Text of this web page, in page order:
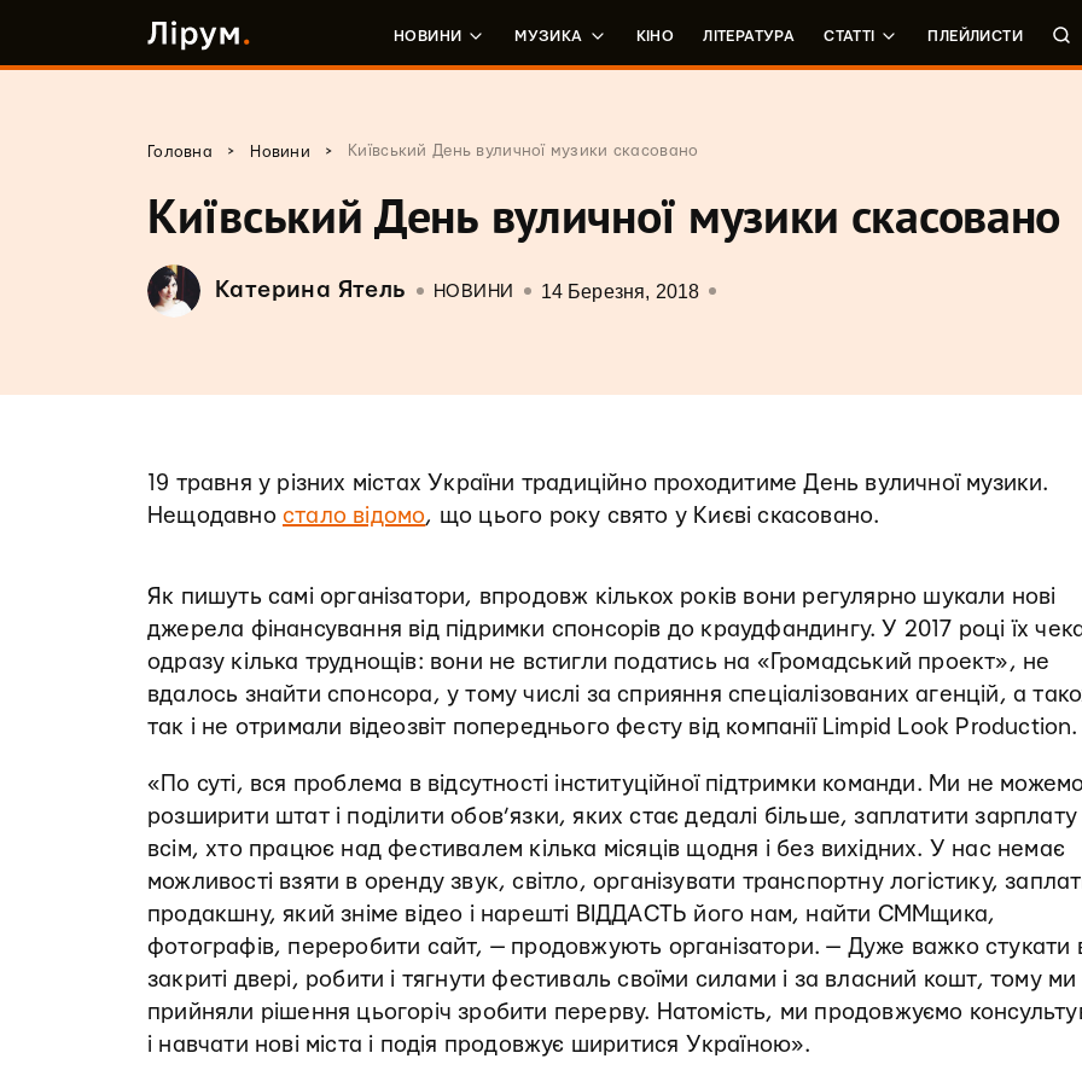
НОВИНИ МУЗИКА КІНО ЛІТЕРАТУРА СТАТТІ ПЛЕЙЛИСТИ
Головна > Новини > Київський День вуличної музики скасовано
Київський День вуличної музики скасовано
Катерина Ятель НОВИНИ 14 Березня, 2018
19 травня у різних містах України традиційно проходитиме День вуличної музики.
Нещодавно стало відомо, що цього року свято у Києві скасовано.
Як пишуть самі організатори, впродовж кількох років вони регулярно шукали нові
джерела фінансування від підримки спонсорів до краудфандингу. У 2017 році їх
одразу кілька труднощів: вони не встигли податись на «Громадський проект», не
вдалось знайти спонсора, у тому числі за сприяння спеціалізованих агенцій, а
так і не отримали відеозвіт попереднього фесту від компанії Limpid Look Production.
«По суті, вся проблема в відсутності інституційної підтримки команди. Ми не можемо
розширити штат і поділити обов’язки, яких стає дедалі більше, заплатити зарплату
всім, хто працює над фестивалем кілька місяців щодня і без вихідних. У нас немає
можливості взяти в оренду звук, світло, організувати транспортну логістику,
продакшну, який зніме відео і нарешті ВІДДАСТЬ його нам, найти СММщика,
фотографів, переробити сайт, — продовжують організатори. — Дуже важко стукати
закриті двері, робити і тягнути фестиваль своїми силами і за власний кошт, тому ми
прийняли рішення цьогоріч зробити перерву. Натомість, ми продовжуємо
і навчати нові міста і подія продовжує ширитися Україною».